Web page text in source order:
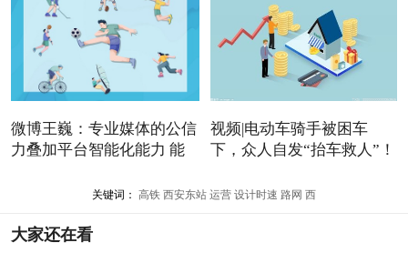
微博王巍：专业媒体的公信
力叠加平台智能化能力 能
视频|电动车骑手被困车
下，众人自发“抬车救人”！
关键词： 高铁 西安东站 运营 设计时速 路网 西
大家还在看